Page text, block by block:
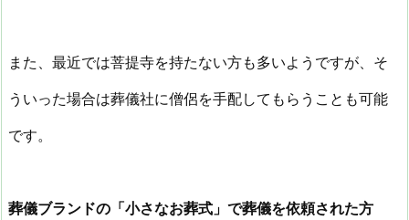
また、最近では菩提寺を持たない方も多いようですが、そ
ういった場合は葬儀社に僧侶を手配してもらうことも可能
です。
葬儀ブランドの「小さなお葬式」で葬儀を依頼された方